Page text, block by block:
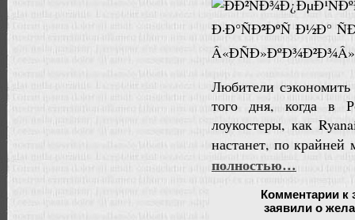
Любители
того дня, когда в
лоукостеры, как
настанет, по
полностью…
Комментарии к
заявили о